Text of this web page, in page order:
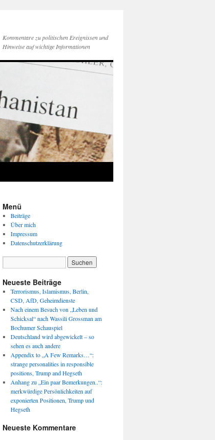
Kommentare zu politischen Ereignissen und
Hinweise auf wichtige Informationen
Menü
Beiträge
Über mich
Impressum
Datenschutzerklärung
Neueste Beiträge
Terrorismus, Islamismus, Berlin,
CSD, AfD, Geheimdienste
Nach einem Besuch von „Leben und
Schicksal“ nach Wassili Grossman am
Bochumer Schauspiel
Deutschland wird abgewickelt – so
sehen es auch andere
Appendix to „A Few Remarks…“:
strange personalities in responsible
positions, Trump and Hegseth
Anhang zu „Ein paar Bemerkungen..“:
merkwürdige Persönlichkeiten auf
exponierten Positionen, Trump und
Hegseth
Neueste Kommentare